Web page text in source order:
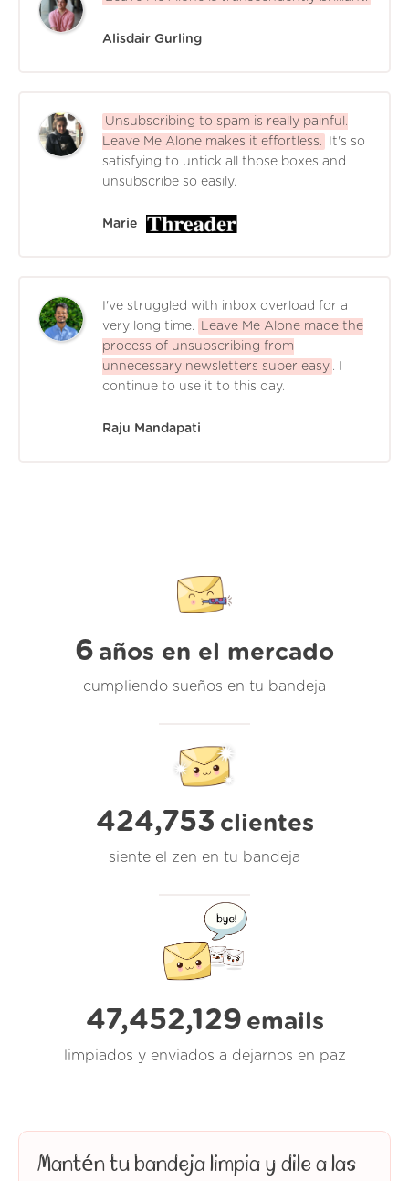
Alisdair Gurling
Unsubscribing to spam is really painful.
Leave Me Alone makes it effortless.
It's so
satisfying to untick all those boxes and
unsubscribe so easily.
Marie
I've struggled with inbox overload for a
very long time.
Leave Me Alone made the
process of unsubscribing from
unnecessary newsletters super easy . I
continue to use it to this day.
Raju Mandapati
6 años en el mercado
cumpliendo sueños en tu bandeja
424,753 clientes
siente el zen en tu bandeja
47,452,129 emails
limpiados y enviados a dejarnos en paz
Mantén tu bandeja limpia y dile a las